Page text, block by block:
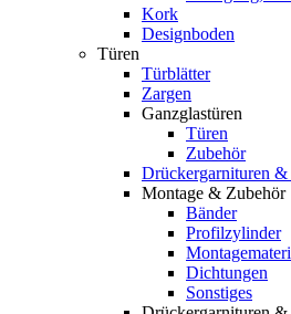
Kork
Designboden
Türen
Türblätter
Zargen
Ganzglastüren
Türen
Zubehör
Drückergarnituren
Montage & Zubehör
Bänder
Profilzylinder
Dichtungen
Sonstiges